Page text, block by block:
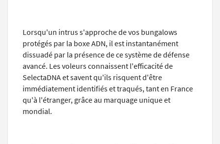
Lorsqu'un intrus s'approche de vos bungalows
protégés par la boxe ADN, il est instantanément
dissuadé par la présence de ce système de défense
avancé. Les voleurs connaissent l'efficacité de
SelectaDNA et savent qu'ils risquent d'être
immédiatement identifiés et traqués, tant en France
qu'à l'étranger, grâce au marquage unique et
mondial.